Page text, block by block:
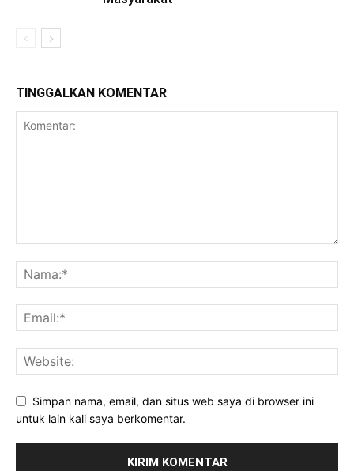
TINGGALKAN KOMENTAR
Simpan nama, email, dan situs web saya di browser ini
untuk lain kali saya berkomentar.